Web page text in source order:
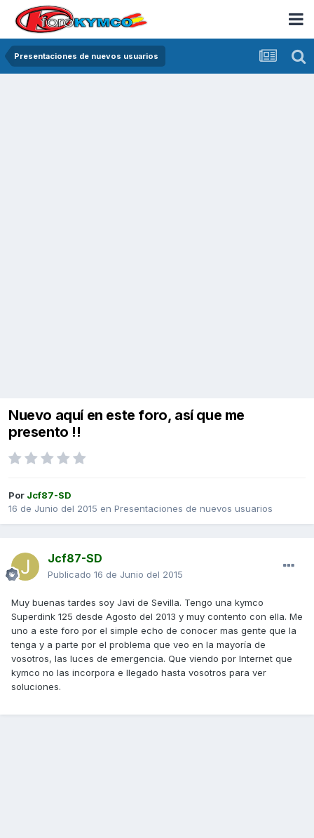
Presentaciones de nuevos usuarios
Nuevo aquí en este foro, así que me
presento !!
Por Jcf87-SD
16 de Junio del 2015 en Presentaciones de nuevos usuarios
Jcf87-SD
Publicado 16 de Junio del 2015
Muy buenas tardes soy Javi de Sevilla. Tengo una kymco
Superdink 125 desde Agosto del 2013 y muy contento con ella. Me
uno a este foro por el simple echo de conocer mas gente que la
tenga y a parte por el problema que veo en la mayoría de
vosotros, las luces de emergencia. Que viendo por Internet que
kymco no las incorpora e llegado hasta vosotros para ver
soluciones.